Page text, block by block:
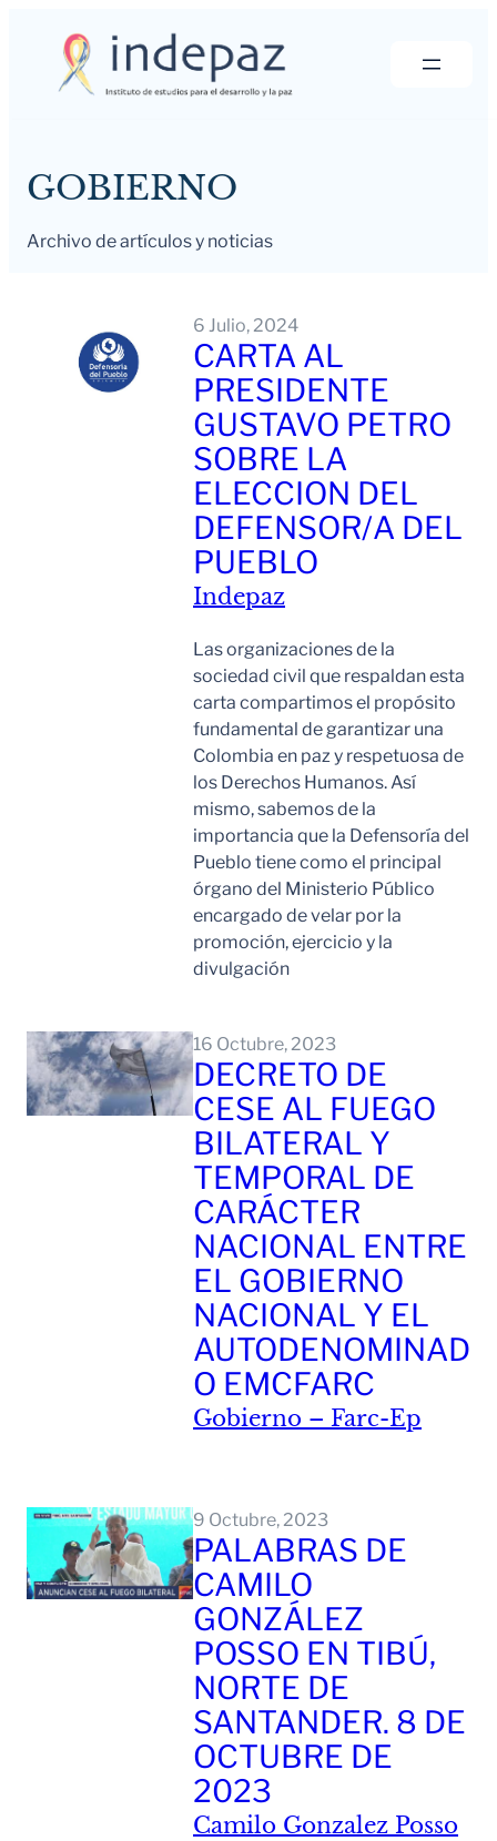
GOBIERNO
Archivo de artículos y noticias
6 Julio, 2024
CARTA AL
PRESIDENTE
GUSTAVO PETRO
SOBRE LA
ELECCION DEL
DEFENSOR/A DEL
PUEBLO
Indepaz
Las organizaciones de la
sociedad civil que respaldan esta
carta compartimos el propósito
fundamental de garantizar una
Colombia en paz y respetuosa de
los Derechos Humanos. Así
mismo, sabemos de la
importancia que la Defensoría del
Pueblo tiene como el principal
órgano del Ministerio Público
encargado de velar por la
promoción, ejercicio y la
divulgación
16 Octubre, 2023
DECRETO DE
CESE AL FUEGO
BILATERAL Y
TEMPORAL DE
CARÁCTER
NACIONAL ENTRE
EL GOBIERNO
NACIONAL Y EL
AUTODENOMINAD
O EMCFARC
Gobierno – Farc-Ep
9 Octubre, 2023
PALABRAS DE
CAMILO
GONZÁLEZ
POSSO EN TIBÚ,
NORTE DE
SANTANDER. 8 DE
OCTUBRE DE
2023
Camilo Gonzalez Posso